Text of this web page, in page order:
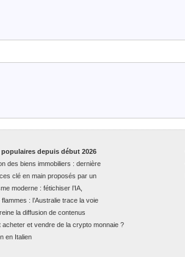
depuis début 2026
des biens immobiliers : dernière
clé en main proposés par un
moderne : fétichiser l’IA,
: l’Australie trace la voie
la diffusion de contenus
acheter et vendre de la crypto monnaie ?
en Italien